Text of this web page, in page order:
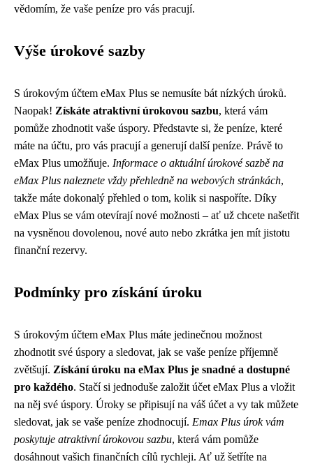
vědomím, že vaše peníze pro vás pracují.
Výše úrokové sazby
S úrokovým účtem eMax Plus se nemusíte bát nízkých úroků.
Naopak! Získáte atraktivní úrokovou sazbu, která vám
pomůže zhodnotit vaše úspory. Představte si, že peníze, které
máte na účtu, pro vás pracují a generují další peníze. Právě to
eMax Plus umožňuje. Informace o aktuální úrokové sazbě na
eMax Plus naleznete vždy přehledně na webových stránkách,
takže máte dokonalý přehled o tom, kolik si naspoříte. Díky
eMax Plus se vám otevírají nové možnosti – ať už chcete našetřit
na vysněnou dovolenou, nové auto nebo zkrátka jen mít jistotu
finanční rezervy.
Podmínky pro získání úroku
S úrokovým účtem eMax Plus máte jedinečnou možnost
zhodnotit své úspory a sledovat, jak se vaše peníze příjemně
zvětšují. Získání úroku na eMax Plus je snadné a dostupné
pro každého. Stačí si jednoduše založit účet eMax Plus a vložit
na něj své úspory. Úroky se připisují na váš účet a vy tak můžete
sledovat, jak se vaše peníze zhodnocují. Emax Plus úrok vám
poskytuje atraktivní úrokovou sazbu, která vám pomůže
dosáhnout vašich finančních cílů rychleji. Ať už šetříte na